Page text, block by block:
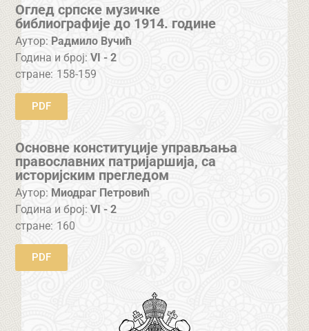
Оглед српске музичке
библиографије до 1914. године
Аутор: Радмило Вучић
Година и број:VI - 2
стране: 158-159
PDF
Основне конституције управљања
православних патријаршија, са
историјским прегледом
Аутор: Миодраг Петровић
Година и број:VI - 2
стране: 160
PDF